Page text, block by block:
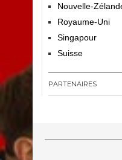
Nouvelle-
Royaume-Uni
Singapour
Suisse
PARTENAIRES